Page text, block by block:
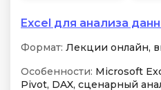
Excel для анализа
Формат: Лекции онлайн,
Особенности: Microsoft
Pivot, DAX, сценарный